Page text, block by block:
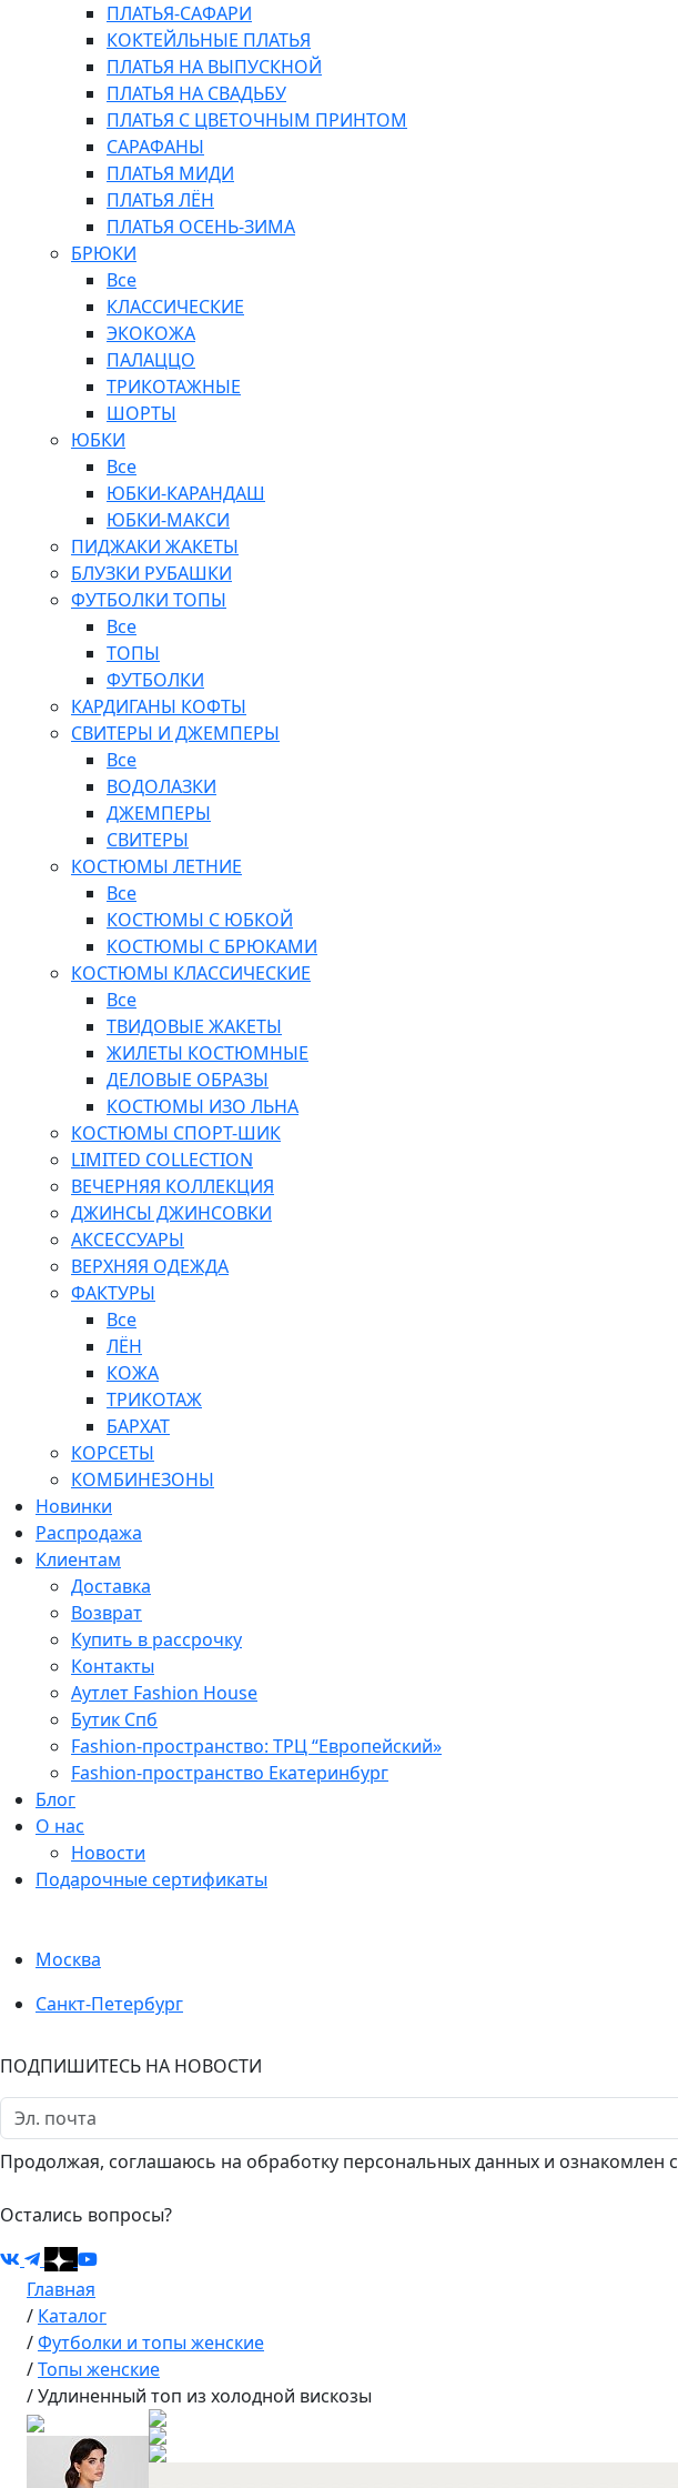
ПЛАТЬЯ-САФАРИ
КОКТЕЙЛЬНЫЕ ПЛАТЬЯ
ПЛАТЬЯ НА ВЫПУСКНОЙ
ПЛАТЬЯ НА СВАДЬБУ
ПЛАТЬЯ С ЦВЕТОЧНЫМ ПРИНТОМ
САРАФАНЫ
ПЛАТЬЯ МИДИ
ПЛАТЬЯ ЛЁН
ПЛАТЬЯ ОСЕНЬ-ЗИМА
БРЮКИ
Все
КЛАССИЧЕСКИЕ
ЭКОКОЖА
ПАЛАЦЦО
ТРИКОТАЖНЫЕ
ШОРТЫ
ЮБКИ
Все
ЮБКИ-КАРАНДАШ
ЮБКИ-МАКСИ
ПИДЖАКИ ЖАКЕТЫ
БЛУЗКИ РУБАШКИ
ФУТБОЛКИ ТОПЫ
Все
ТОПЫ
ФУТБОЛКИ
КАРДИГАНЫ КОФТЫ
СВИТЕРЫ И ДЖЕМПЕРЫ
Все
ВОДОЛАЗКИ
ДЖЕМПЕРЫ
СВИТЕРЫ
КОСТЮМЫ ЛЕТНИЕ
Все
КОСТЮМЫ С ЮБКОЙ
КОСТЮМЫ С БРЮКАМИ
КОСТЮМЫ КЛАССИЧЕСКИЕ
Все
ТВИДОВЫЕ ЖАКЕТЫ
ЖИЛЕТЫ КОСТЮМНЫЕ
ДЕЛОВЫЕ ОБРАЗЫ
КОСТЮМЫ ИЗО ЛЬНА
КОСТЮМЫ СПОРТ-ШИК
LIMITED COLLECTION
ВЕЧЕРНЯЯ КОЛЛЕКЦИЯ
ДЖИНСЫ ДЖИНСОВКИ
АКСЕССУАРЫ
ВЕРХНЯЯ ОДЕЖДА
ФАКТУРЫ
Все
ЛЁН
КОЖА
ТРИКОТАЖ
БАРХАТ
КОРСЕТЫ
КОМБИНЕЗОНЫ
Новинки
Распродажа
Клиентам
Доставка
Возврат
Купить в рассрочку
Контакты
Аутлет Fashion House
Бутик Спб
Fashion-пространство: ТРЦ “Европейский»
Fashion-пространство Екатеринбург
Блог
О нас
Новости
Подарочные сертификаты
Москва
Санкт-Петербург
ПОДПИШИТЕСЬ НА НОВОСТИ
Продолжая, соглашаюсь на обработку персональных данных и ознакомлен с
Остались вопросы?
Главная
/ Каталог
/Футболки и топы женские
/Топы женские
/Удлиненный топ из холодной вискозы